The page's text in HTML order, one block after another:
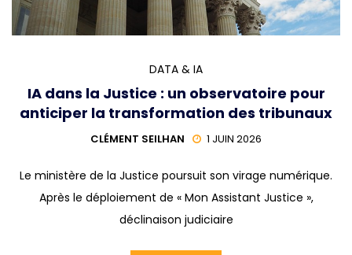
DATA & IA
IA dans la Justice : un observatoire pour
anticiper la transformation des tribunaux
CLÉMENT SEILHAN 1 JUIN 2026
Le ministère de la Justice poursuit son virage numérique.
Après le déploiement de « Mon Assistant Justice »,
déclinaison judiciaire